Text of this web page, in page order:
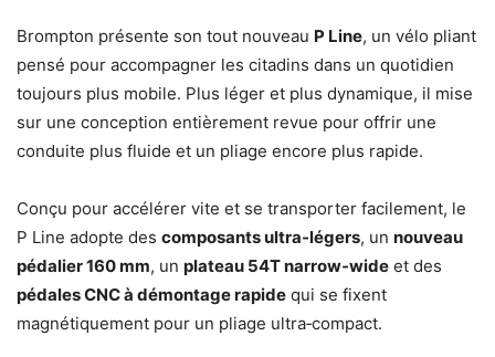
Brompton présente son tout nouveau P Line, un vélo pliant
pensé pour accompagner les citadins dans un quotidien
toujours plus mobile. Plus léger et plus dynamique, il mise
sur une conception entièrement revue pour offrir une
conduite plus fluide et un pliage encore plus rapide.
Conçu pour accélérer vite et se transporter facilement, le
P Line adopte des composants ultra‑légers, un nouveau
pédalier 160 mm, un plateau 54T narrow‑wide et des
pédales CNC à démontage rapide qui se fixent
magnétiquement pour un pliage ultra‑compact.